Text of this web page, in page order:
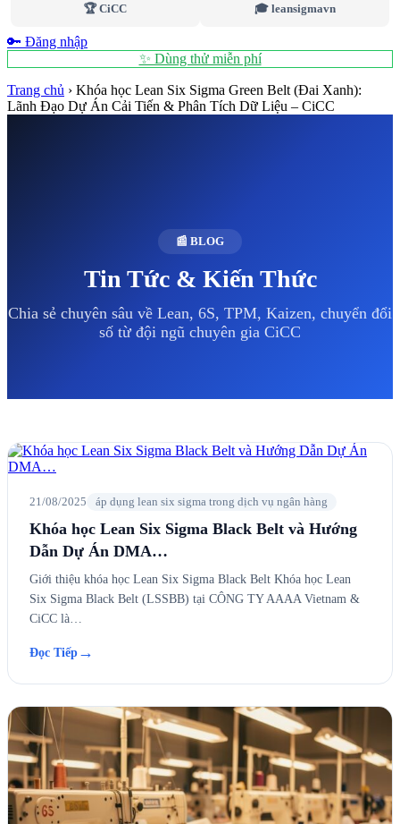
🏆 CiCC 🎓 leansigmavn
🔑 Đăng nhập
✨ Dùng thử miễn phí
Trang chủ › Khóa học Lean Six Sigma Green Belt (Đai Xanh):
Lãnh Đạo Dự Án Cải Tiến & Phân Tích Dữ Liệu – CiCC
📰 BLOG
Tin Tức & Kiến Thức
Chia sẻ chuyên sâu về Lean, 6S, TPM, Kaizen, chuyển đổi
số từ đội ngũ chuyên gia CiCC
21/08/2025 áp dụng lean six sigma trong dịch vụ ngân hàng
Khóa học Lean Six Sigma Black Belt và Hướng
Dẫn Dự Án DMA…
Giới thiệu khóa học Lean Six Sigma Black Belt Khóa học Lean
Six Sigma Black Belt (LSSBB) tại CÔNG TY AAAA Vietnam &
CiCC là…
Đọc Tiếp →